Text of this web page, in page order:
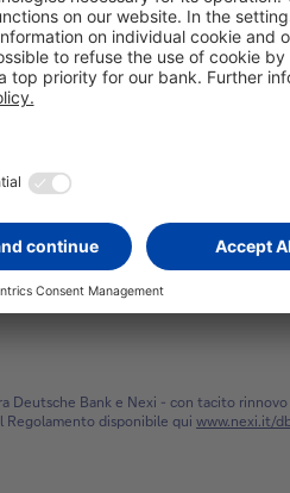
E’ possibile richiedere una
convivente), che si
denominato “Informazioni
è soggetta alla valutazione della Banca.
Bank e Nexi - con tacito
Regolamento disponibile qui www.nexi.it/